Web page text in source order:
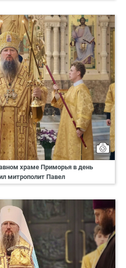
храме Приморья в день
митрополит Павел